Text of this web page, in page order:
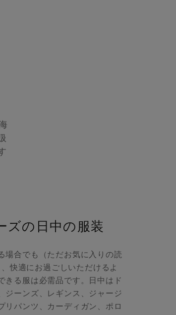
ズの日中の服装
場合でも（ただお気に入りの読
快適にお過ごしいただけるよ
きる服は必需品です。日中はド
ジーンズ、レギンス、ジャージ
リパンツ、カーディガン、ポロ